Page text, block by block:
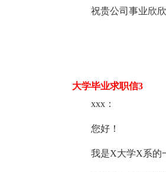
祝贵公司事业欣
大学毕业求职信3
xxx：
您好！
我是X大学X系的